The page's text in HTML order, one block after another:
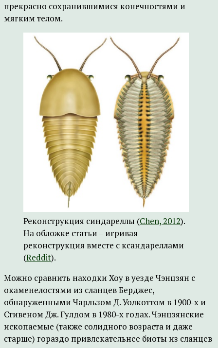
прекрасно сохранившимися конечностями и
мягким телом.
Реконструкция синдареллы (Chen, 2012).
На обложке статьи – игривая
реконструкция вместе с ксандареллами
(Reddit).
Можно сравнить находки Хоу в уезде Чэнцзян с
окаменелостями из сланцев Берджес,
обнаруженными Чарльзом Д. Уолкоттом в 1900-х и
Стивеном Дж. Гулдом в 1980-х годах. Чэнцзянские
ископаемые (также солидного возраста и даже
старше) гораздо привлекательнее биоты из сланцев